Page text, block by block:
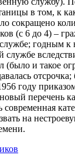
в том, к
сокращено
(с 6 до 4) –
годным к
службе
(было и такое
году
перечень
на